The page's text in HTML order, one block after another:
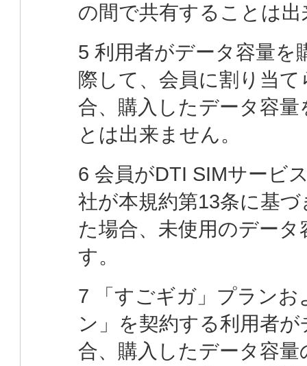
の間で共有することは
5 利用者がデータ容量を
際して、会員に割り当
合、購入したデータ容
とは出来ません。
6 会員がDTI SIMサービ
社が本規約第13条に基
た場合、未使用のデー
す。
7 「すごギガ」プラン
ン」を契約する利用者
合、購入したデータ容